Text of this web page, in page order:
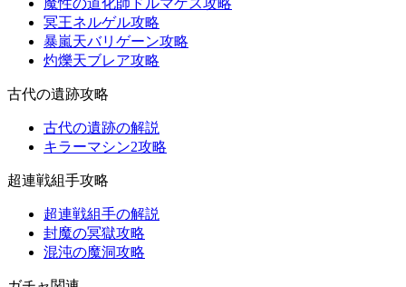
魔性の道化師ドルマゲス攻略
冥王ネルゲル攻略
暴嵐天バリゲーン攻略
灼爍天ブレア攻略
古代の遺跡攻略
古代の遺跡の解説
キラーマシン2攻略
超連戦組手攻略
超連戦組手の解説
封魔の冥獄攻略
混沌の魔洞攻略